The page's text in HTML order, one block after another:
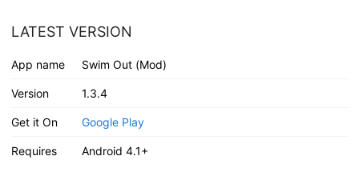
LATEST VERSION
App name Swim Out (Mod)
Version 1.3.4
Get it On Google Play
Requires Android 4.1+